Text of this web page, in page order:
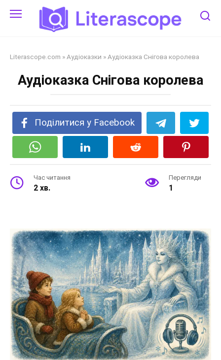
Literascope.com » Аудіоказки » Аудіоказка Снігова королева
Аудіоказка Снігова королева
Поділитися у Facebook
Час читання
2 хв.
Перегляди
1